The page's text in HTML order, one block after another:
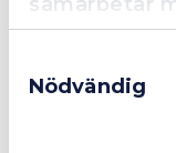
kombinera
information
eller som de
Nödvändig